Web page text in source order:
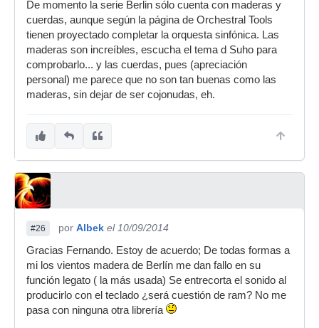
De momento la serie Berlin sólo cuenta con maderas y
cuerdas, aunque según la página de Orchestral Tools
tienen proyectado completar la orquesta sinfónica. Las
maderas son increíbles, escucha el tema d Suho para
comprobarlo... y las cuerdas, pues (apreciación
personal) me parece que no son tan buenas como las
maderas, sin dejar de ser cojonudas, eh.
#26 por Albek el 10/09/2014
Gracias Fernando. Estoy de acuerdo; De todas formas a
mi los vientos madera de Berlín me dan fallo en su
función legato ( la más usada) Se entrecorta el sonido al
producirlo con el teclado ¿será cuestión de ram? No me
pasa con ninguna otra librería